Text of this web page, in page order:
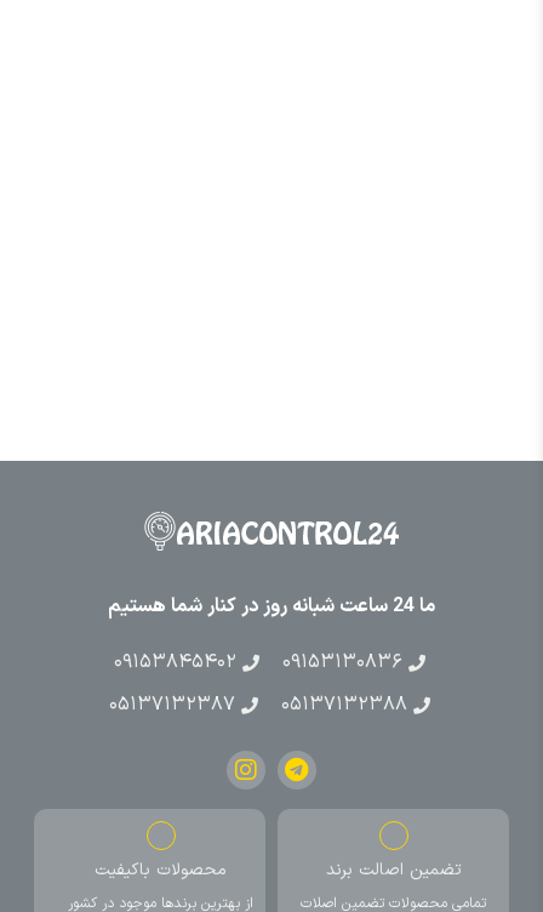
ما 24 ساعت شبانه روز در کنار شما هستیم
۰۹۱۵۳۱۳۰۸۳۶
۰۹۱۵۳۸۴۵۴۰۲
۰۵۱۳۷۱۳۲۳۸۸
۰۵۱۳۷۱۳۲۳۸۷
تضمین اصالت برند
تمامی محصولات تضمین اصلات
محصولات باکیفیت
از بهترین برندها موجود در کشور